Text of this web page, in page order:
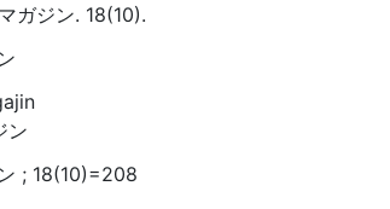
ガジン. 18(10).
ン
; 18(10)=208